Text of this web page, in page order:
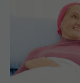
EXCLUSIV Cancerele care pot fi prevenite. Dr.
Sorin Bogdan
prevenție